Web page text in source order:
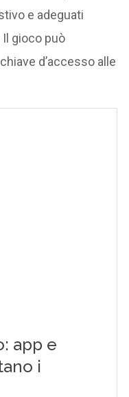
e adeguati
gioco può
d’accesso alle